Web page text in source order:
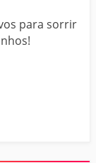
para sorrir